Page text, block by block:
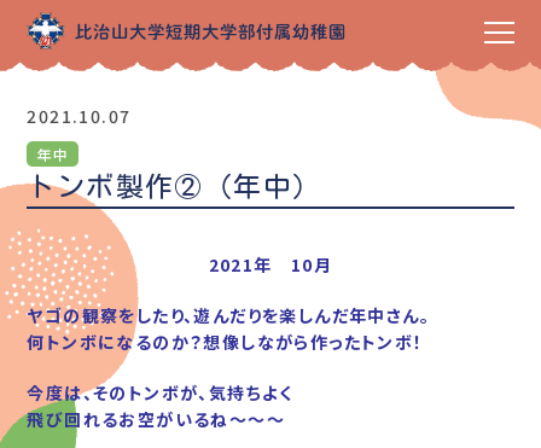
2021.10.07
年中
トンボ製作②（年中）
2021年 10月
ヤゴの観察をしたり、遊んだりを楽しんだ年中さん。
何トンボになるのか？想像しながら作ったトンボ！
今度は、そのトンボが、気持ちよく
飛び回れるお空がいるね～～～